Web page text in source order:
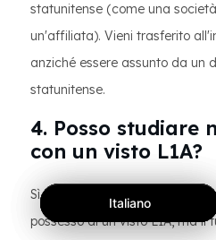
statunitense (come una
un'affiliata). Vieni trasferito
anziché essere assunto da un
statunitense.
4. Posso studiare
con un visto L1A?
Sì, puoi studiare part-time o
possesso di un visto L1A, ma il
Italiano
Italiano
Italiano